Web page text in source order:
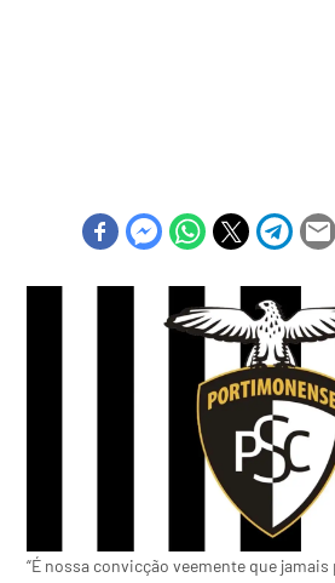
“É nossa convicção veemente que